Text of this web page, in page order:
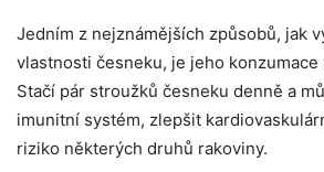
Jedním z nejznámějších způsobů, jak
vlastnosti česneku,⁢ je jeho
Stačí⁢ pár stroužků ‍česneku denně ⁤a
imunitní‌ systém, ‍zlepšit
⁤riziko některých druhů ‍rakoviny.